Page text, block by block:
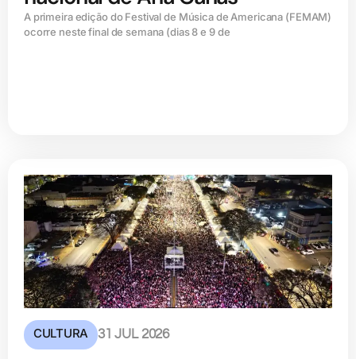
A primeira edição do Festival de Música de Americana (FEMAM)
ocorre neste final de semana (dias 8 e 9 de
CULTURA 31 JUL 2026